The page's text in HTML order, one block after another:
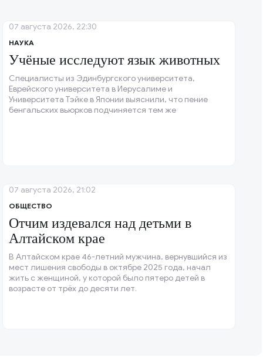
НАУКА
Учёные исследуют язык животных
Специалисты из Эдинбургского университета,
Еврейского университета в Иерусалиме и
Университета Тэйке в Японии выяснили, что пение
бенгальских вьюрков подчиняется тем же
07 августа 2026, 22:30
ОБЩЕСТВО
Отчим издевался над детьми в
Алтайском крае
В Алтайском крае 46-летний мужчина, вернувшийся из
мест лишения свободы в октябре 2025 года, начал
жить с женщиной, у которой было пятеро детей в
возрасте от трёх до десяти лет.
07 августа 2026, 21:02